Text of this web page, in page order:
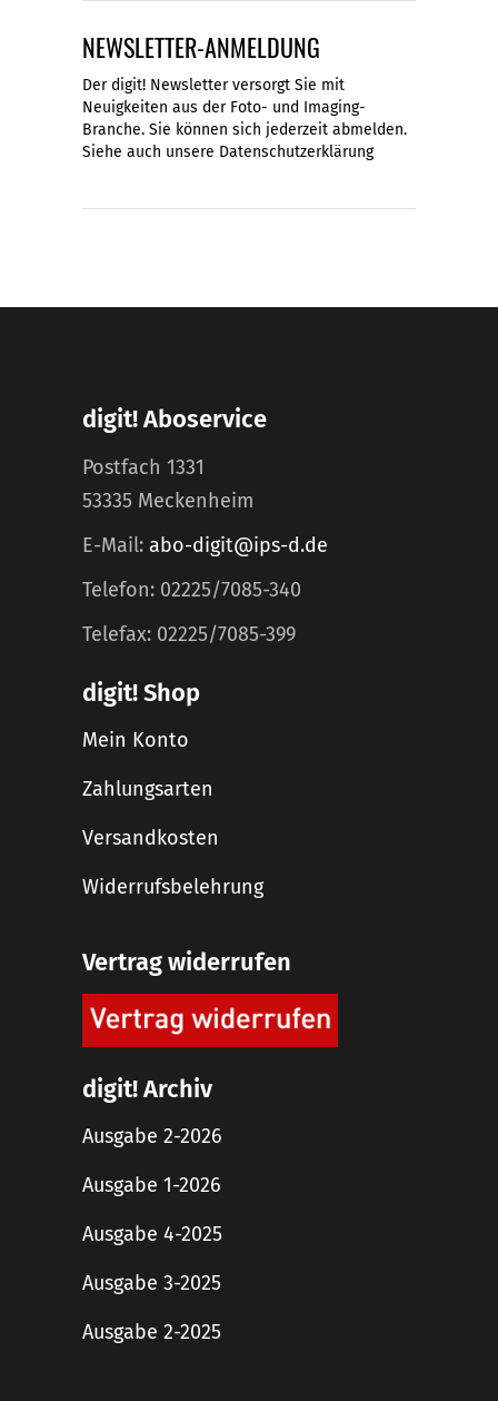
NEWSLETTER-ANMELDUNG
Der digit! Newsletter versorgt Sie mit
Neuigkeiten aus der Foto- und Imaging-
Branche. Sie können sich jederzeit abmelden.
Siehe auch unsere Datenschutzerklärung
digit! Aboservice
Postfach 1331
53335 Meckenheim
E-Mail: abo-digit@ips-d.de
Telefon: 02225/7085-340
Telefax: 02225/7085-399
digit! Shop
Mein Konto
Zahlungsarten
Versandkosten
Widerrufsbelehrung
Vertrag widerrufen
digit! Archiv
Ausgabe 2-2026
Ausgabe 1-2026
Ausgabe 4-2025
Ausgabe 3-2025
Ausgabe 2-2025